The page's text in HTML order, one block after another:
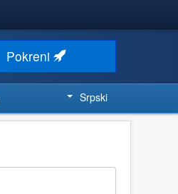
Pokreni
Srpski